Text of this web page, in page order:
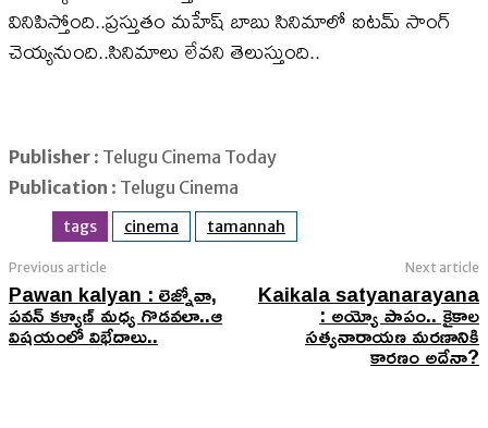
వినిపిస్తోంది..ప్రస్తుతం మహేష్ బాబు సినిమాలో ఐటమ్ సాంగ్
చెయ్యనుంది..సినిమాలు లేవని తెలుస్తుంది..
Publisher : Telugu Cinema Today
Publication : Telugu Cinema
tags cinema tamannah
Previous article
Pawan kalyan : లెజ్నోవా,
పవన్ కళ్యాణ్ మధ్య గొడవలా..ఆ
విషయంలో విభేదాలు..
Next article
Kaikala satyanarayana
: అయ్యో పాపం.. కైకాల
సత్యనారాయణ మరణానికి
కారణం అదేనా?